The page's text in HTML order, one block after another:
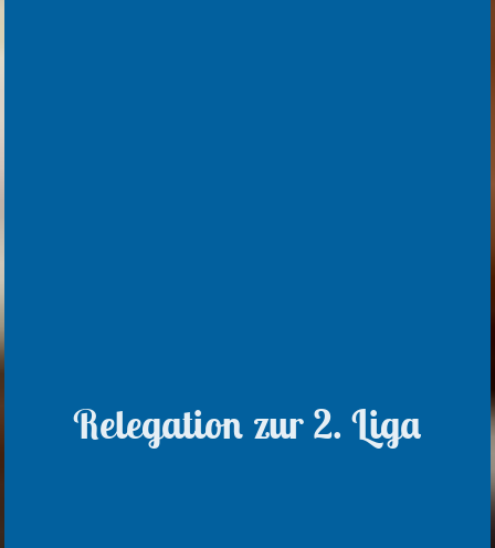
Relegation zur 2. Liga